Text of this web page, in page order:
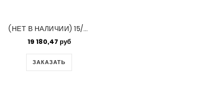
(НЕТ В НАЛИЧИИ) 15/0 Delica Matt Opque Orange Ab -50 Gm Bag (DBS0872)
19 180,47 руб
ЗАКАЗАТЬ